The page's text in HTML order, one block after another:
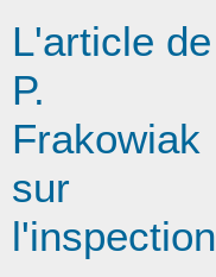
L'article de
P.
Frakowiak
sur
l'inspection